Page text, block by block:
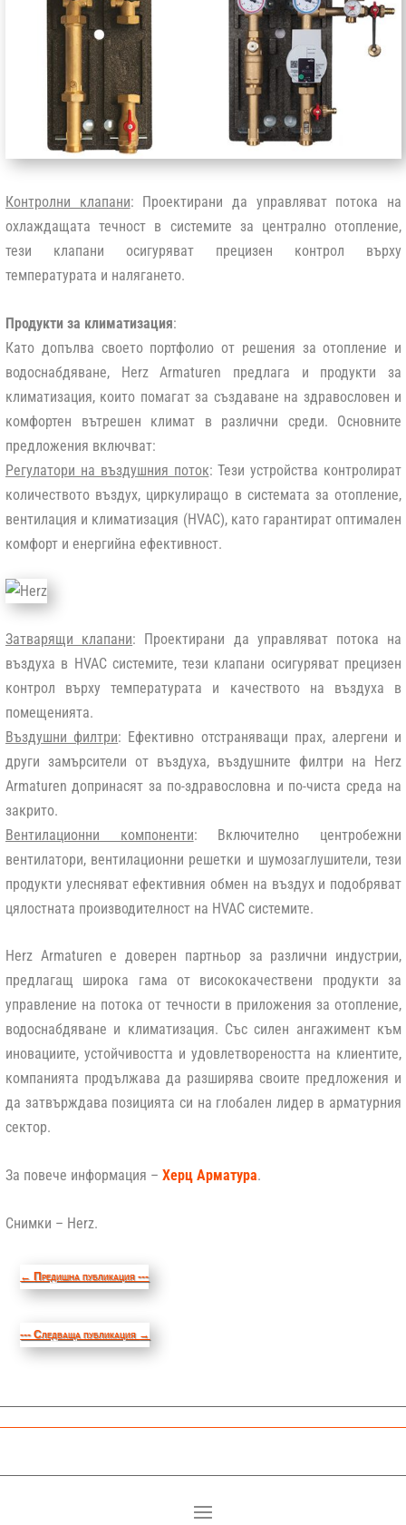
Контролни клапани: Проектирани да управляват потока на
охлаждащата течност в системите за централно отопление,
тези клапани осигуряват прецизен контрол върху
температурата и налягането.
Продукти за климатизация:
Като допълва своето портфолио от решения за отопление и
водоснабдяване, Herz Armaturen предлага и продукти за
климатизация, които помагат за създаване на здравословен и
комфортен вътрешен климат в различни среди. Основните
предложения включват:
Регулатори на въздушния поток: Тези устройства контролират
количеството въздух, циркулиращо в системата за отопление,
вентилация и климатизация (HVAC), като гарантират оптимален
комфорт и енергийна ефективност.
Затварящи клапани: Проектирани да управляват потока на
въздуха в HVAC системите, тези клапани осигуряват прецизен
контрол върху температурата и качеството на въздуха в
помещенията.
Въздушни филтри: Ефективно отстраняващи прах, алергени и
други замърсители от въздуха, въздушните филтри на Herz
Armaturen допринасят за по-здравословна и по-чиста среда на
закрито.
Вентилационни компоненти: Включително центробежни
вентилатори, вентилационни решетки и шумозаглушители, тези
продукти улесняват ефективния обмен на въздух и подобряват
цялостната производителност на HVAC системите.
Herz Armaturen е доверен партньор за различни индустрии,
предлагащ широка гама от висококачествени продукти за
управление на потока от течности в приложения за отопление,
водоснабдяване и климатизация. Със силен ангажимент към
иновациите, устойчивостта и удовлетвореността на клиентите,
компанията продължава да разширява своите предложения и
да затвърждава позицията си на глобален лидер в арматурния
сектор.
За повече информация – Херц Арматура.
Снимки – Herz.
←Предишна публикация ---
--- Следваща публикация →